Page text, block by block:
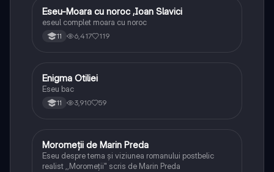
Limba și literatura română
Eseu-Moara cu noroc ,Ioan Slavici
eseul complet moara cu noroc
11 6,417 119
Limba și literatura română
Enigma Otiliei
Eseu bac
11 3,910 59
Limba și literatura română
Moromeții de Marin Preda
Eseu despre tema și viziunea romanului postbelic
realist ,,Moromeții" scris de Marin Preda